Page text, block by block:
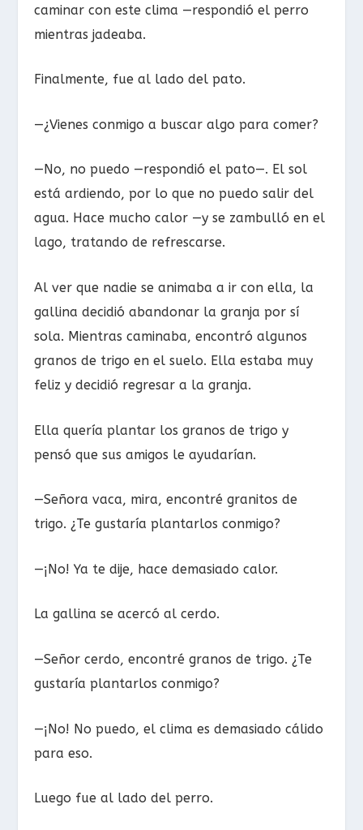
caminar con este clima —respondió el perro
mientras jadeaba.
Finalmente, fue al lado del pato.
—¿Vienes conmigo a buscar algo para comer?
—No, no puedo —respondió el pato—. El sol
está ardiendo, por lo que no puedo salir del
agua. Hace mucho calor —y se zambulló en el
lago, tratando de refrescarse.
Al ver que nadie se animaba a ir con ella, la
gallina decidió abandonar la granja por sí
sola. Mientras caminaba, encontró algunos
granos de trigo en el suelo. Ella estaba muy
feliz y decidió regresar a la granja.
Ella quería plantar los granos de trigo y
pensó que sus amigos le ayudarían.
—Señora vaca, mira, encontré granitos de
trigo. ¿Te gustaría plantarlos conmigo?
—¡No! Ya te dije, hace demasiado calor.
La gallina se acercó al cerdo.
—Señor cerdo, encontré granos de trigo. ¿Te
gustaría plantarlos conmigo?
—¡No! No puedo, el clima es demasiado cálido
para eso.
Luego fue al lado del perro.